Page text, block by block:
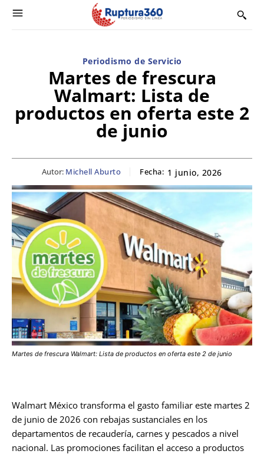
Periodismo de Servicio
Martes de frescura
Walmart: Lista de
productos en oferta este 2
de junio
Autor: Michell Aburto Fecha: 1 junio, 2026
Martes de frescura Walmart: Lista de productos en oferta este 2 de junio
Walmart México transforma el gasto familiar este martes 2
de junio de 2026 con rebajas sustanciales en los
departamentos de recaudería, carnes y pescados a nivel
nacional. Las promociones facilitan el acceso a productos